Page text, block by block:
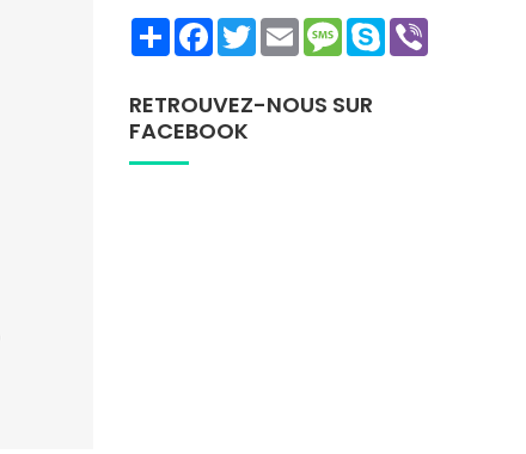
ShareFacebookTwitterEmailMessage
Skype
RETROUVEZ-NOUS SUR
FACEBOOK